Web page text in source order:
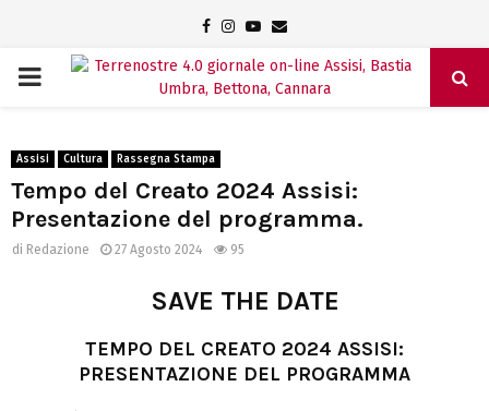
Facebook
Instagram
Youtube
Email
PRIMARY
Assisi Cultura Rassegna Stampa
Tempo del Creato 2024 Assisi:
Presentazione del programma.
di Redazione 27 Agosto 2024 95
SAVE THE DATE
TEMPO DEL CREATO 2024 ASSISI:
PRESENTAZIONE DEL PROGRAMMA